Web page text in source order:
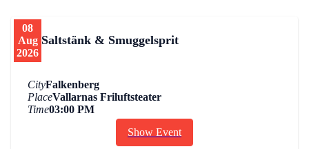
08
Aug
2026
Saltstänk & Smuggelsprit
CityFalkenberg
PlaceVallarnas Friluftsteater
Time03:00 PM
Show Event